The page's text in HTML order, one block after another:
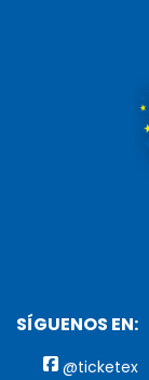
SÍGUENOS EN:
@ticketex